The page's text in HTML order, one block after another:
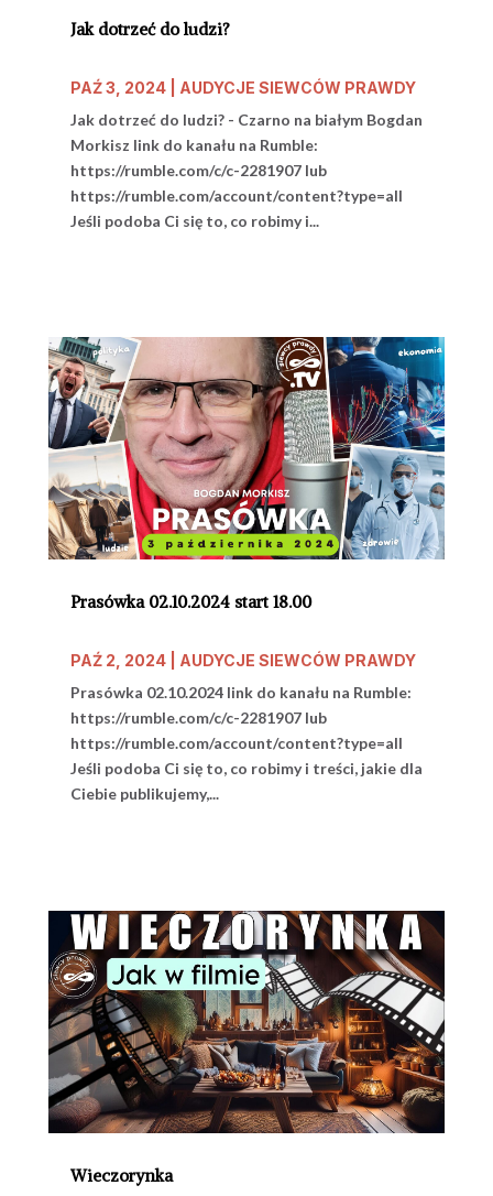
Jak dotrzeć do ludzi?
PAŹ 3, 2024| AUDYCJE SIEWCÓW PRAWDY
Jak dotrzeć do ludzi? - Czarno na białym Bogdan
Morkisz link do kanału na Rumble:
https://rumble.com/c/c-2281907 lub
https://rumble.com/account/content?type=all
Jeśli podoba Ci się to, co robimy i...
Prasówka 02.10.2024 start 18.00
PAŹ 2, 2024| AUDYCJE SIEWCÓW PRAWDY
Prasówka 02.10.2024 link do kanału na Rumble:
https://rumble.com/c/c-2281907 lub
https://rumble.com/account/content?type=all
Jeśli podoba Ci się to, co robimy i treści, jakie dla
Ciebie publikujemy,...
Wieczorynka